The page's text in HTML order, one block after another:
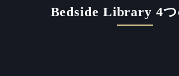
Bedside Library 4